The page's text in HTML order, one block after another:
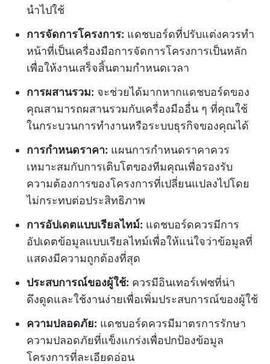
นำไปใช้
การจัดการโครงการ: แดชบอร์ดที่ปรับแต่งควรทำ
หน้าที่เป็นเครื่องมือการจัดการโครงการเป็นหลัก
เพื่อให้งานเสร็จสิ้นตามกำหนดเวลา
การผสานรวม: จะช่วยได้มากหากแดชบอร์ดของ
คุณสามารถผสานรวมกับเครื่องมืออื่น ๆ ที่คุณใช้
ในกระบวนการทำงานหรือระบบธุรกิจของคุณได้
การกำหนดราคา: แผนการกำหนดราคาควร
เหมาะสมกับการเติบโตของทีมคุณเพื่อรองรับ
ความต้องการของโครงการที่เปลี่ยนแปลงไปโดย
ไม่กระทบต่อประสิทธิภาพ
การอัปเดตแบบเรียลไทม์: แดชบอร์ดควรมีการ
อัปเดตข้อมูลแบบเรียลไทม์เพื่อให้แน่ใจว่าข้อมูลที่
แสดงมีความถูกต้องที่สุด
ประสบการณ์ของผู้ใช้: ควรมีอินเทอร์เฟซที่น่า
ดึงดูดและใช้งานง่ายเพื่อเพิ่มประสบการณ์ของผู้ใช้
ความปลอดภัย: แดชบอร์ดควรมีมาตรการรักษา
ความปลอดภัยที่แข็งแกร่งเพื่อปกป้องข้อมูล
โครงการที่ละเอียดอ่อน